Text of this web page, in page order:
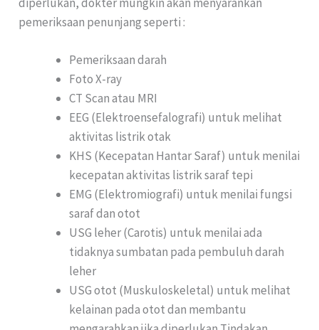
pemeriksaan penunjang seperti :
Pemeriksaan darah
Foto X-ray
CT Scan atau MRI
EEG (Elektroensefalografi) untuk melihat
aktivitas listrik otak
KHS (Kecepatan Hantar Saraf) untuk menilai
kecepatan aktivitas listrik saraf tepi
EMG (Elektromiografi) untuk menilai fungsi
saraf dan otot
USG leher (Carotis) untuk menilai ada
tidaknya sumbatan pada pembuluh darah
leher
USG otot (Muskuloskeletal) untuk melihat
kelainan pada otot dan membantu